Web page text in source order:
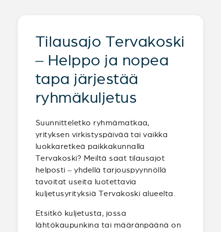
Tilausajo Tervakoski
– Helppo ja nopea
tapa järjestää
ryhmäkuljetus
Suunnitteletko ryhmämatkaa,
yrityksen virkistyspäivää tai vaikka
luokkaretkeä paikkakunnalla
Tervakoski? Meiltä saat tilausajot
helposti – yhdellä tarjouspyynnöllä
tavoitat useita luotettavia
kuljetusyrityksiä Tervakoski alueelta.
Etsitkö kuljetusta, jossa
lähtökaupunkina tai määränpäänä on